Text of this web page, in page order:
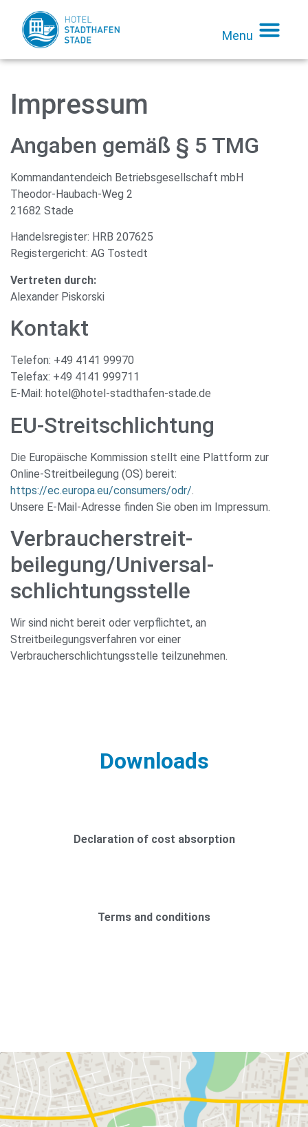
Menu
Impressum
Angaben gemäß § 5 TMG
Kommandantendeich Betriebsgesellschaft mbH
Theodor-Haubach-Weg 2
21682 Stade
Handelsregister: HRB 207625
Registergericht: AG Tostedt
Vertreten durch:
Alexander Piskorski
Kontakt
Telefon: +49 4141 99970
Telefax: +49 4141 999711
E-Mail: hotel@hotel-stadthafen-stade.de
EU-Streitschlichtung
Die Europäische Kommission stellt eine Plattform zur
Online-Streitbeilegung (OS) bereit:
https://ec.europa.eu/consumers/odr/.
Unsere E-Mail-Adresse finden Sie oben im Impressum.
Verbraucher­streit­
beilegung/Universal­
schlichtungs­stelle
Wir sind nicht bereit oder verpflichtet, an
Streitbeilegungsverfahren vor einer
Verbraucherschlichtungsstelle teilzunehmen.
Downloads
Declaration of cost absorption
Terms and conditions